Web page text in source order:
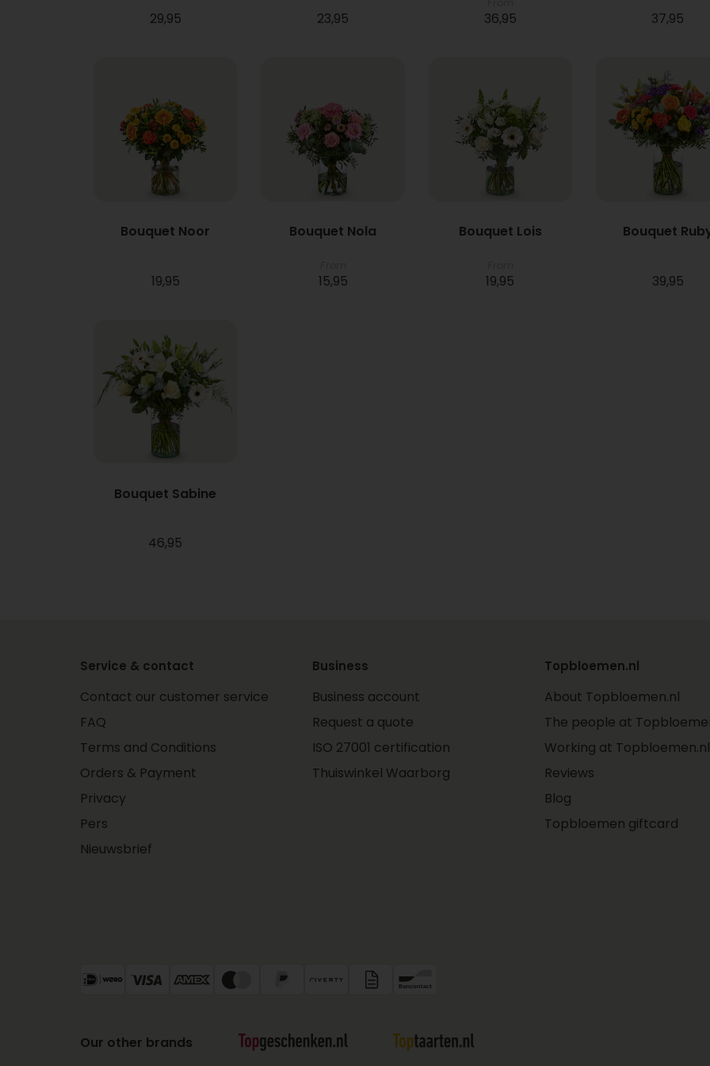
29,95 23,95 36,95 37,95
Bouquet Noor
19,95
Bouquet Nola
15,95
Bouquet Lois
19,95
Bouquet
39,95
Bouquet Sabine
46,95
Service & contact
Contact our customer service
FAQ
Terms and Conditions
Orders & Payment
Privacy
Pers
Nieuwsbrief
Business
Business account
Request a quote
ISO 27001 certification
Thuiswinkel Waarborg
Topbloemen.nl
About Topbloemen.nl
The people at
Working at Topbloemen.nl
Reviews
Blog
Topbloemen giftcard
Our other brands